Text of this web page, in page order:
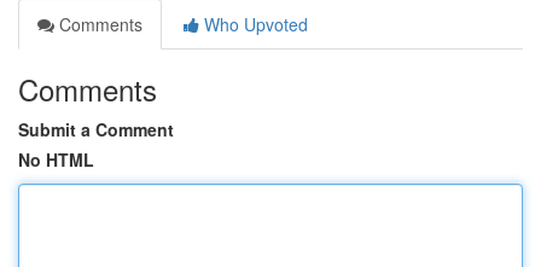
Comments
Who Upvoted
Comments
Submit a Comment
No HTML